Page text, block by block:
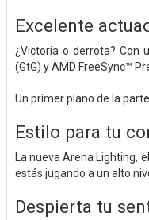
Excelente
¿Victoria o derrota? Con
(GtG) y AMD FreeSync™
Un primer plano de la
Estilo para tu
La nueva Arena Lighting,
estás jugando a un alto
Despierta tu